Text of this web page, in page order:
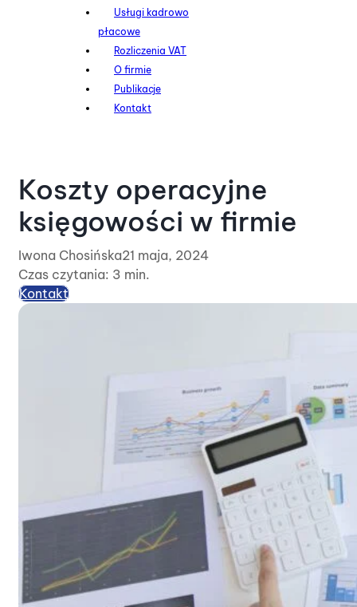
Usługi kadrowo
płacowe
Rozliczenia VAT
O firmie
Publikacje
Kontakt
Koszty operacyjne
księgowości w firmie
Iwona Chosińska21 maja, 2024
Czas czytania: 3 min.
Kontakt